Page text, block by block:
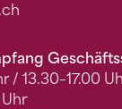
/ 13.30–17.00